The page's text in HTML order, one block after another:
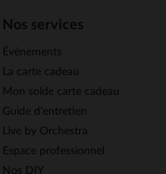
Nos services
Évènements
La carte cadeau
Mon solde carte cadeau
Guide d'entretien
Live by Orchestra
Espace professionnel
Nos DIY